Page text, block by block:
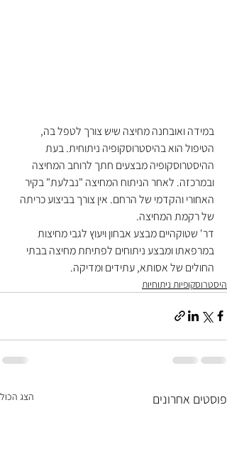
במידה ואובחנה מחיצה שיש צורך לטפל בה,
הטיפול הוא בהיסטרוסקופיה ניתוחית. בעת
ההיסטרוסקופיה מבצעים חתך לרוחב המחיצה
ובמרכזה. לאחר הניתוח המחיצה "נבלעת" בקיר
האחורי והקדמי של הרחם. אין צורך בביצוע כריתה
של רקמת המחיצה.
דר' שטוקהיים מבצע אבחון ויעוץ לגבי מחיצות
במרפאתו ומבצע ניתוחים לפתיחת מחיצה בבתי
החולים של אסותא, עתידים ומדיקה.
היסטרוסקופיות ניתוחיות
פוסטים אחרונים הצג הכול